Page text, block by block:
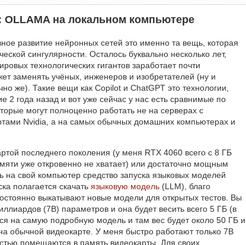
на локальном компьютере
развитие нейронных сетей это именно та вещь, которая
сингулярности. Осталось буквально несколько лет,
технологических гигантов заработает почти
заменять учёных, инженеров и изобретателей (ну и
же). Такие вещи как Copilot и ChatGPT это технологии,
2 года назад и вот уже сейчас у нас есть сравнимые по
могут полноценно работать не на серверах с
Nvidia, а на самых обычных домашних компьютерах и
последнего поколения (у меня RTX 4060 всего с 8 ГБ
уже откровенно не хватает) или достаточно мощным
на свой компьютер средство запуска языковых моделей
полагается скачать языковую модель (LLM), благо
выкатывают новые модели для открытых тестов. Вы
(7B) параметров и она будет весить всего 5 ГБ (в
на самую подробную модель и там вес будет около 50 ГБ и
обычной видеокарте. У меня быстро работают только 7B
помещаются в память видеокарты. Для своих